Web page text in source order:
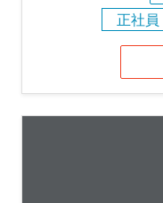
正社員